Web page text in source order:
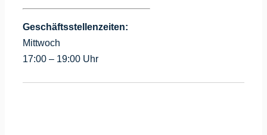
Geschäftsstellenzeiten:
Mittwoch
17:00 – 19:00 Uhr